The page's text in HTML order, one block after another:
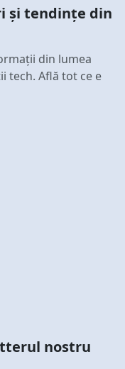
și tendințe din
din lumea
tech. Află tot ce e
nostru